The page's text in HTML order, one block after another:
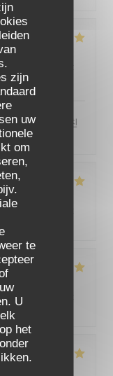
zijn
uw
om
te
U
het
툴지만 서버가 친
Kwaliteit / Prijs
Kwaliteit / Prijs